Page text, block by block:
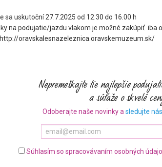
sa uskutoční 27.7.2025 od 12.30 do 16.00 h
na podujatie/jazdu vlakom je možné zakúpiť iba
oravskalesnazeleznica.oravskemuzeum.sk/
Odoberajte naše novinky a sledujte
Súhlasím so spracovávaním osobných